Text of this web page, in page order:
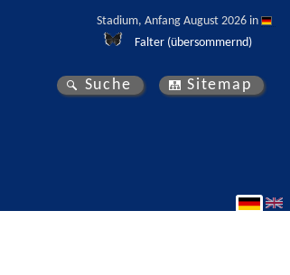
Stadium, Anfang August 2026 in
Falter (übersommernd)
Suche Sitemap